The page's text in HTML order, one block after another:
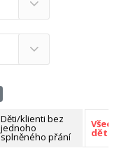
Děti/klienti bez
jednoho
splněného přání
děti/